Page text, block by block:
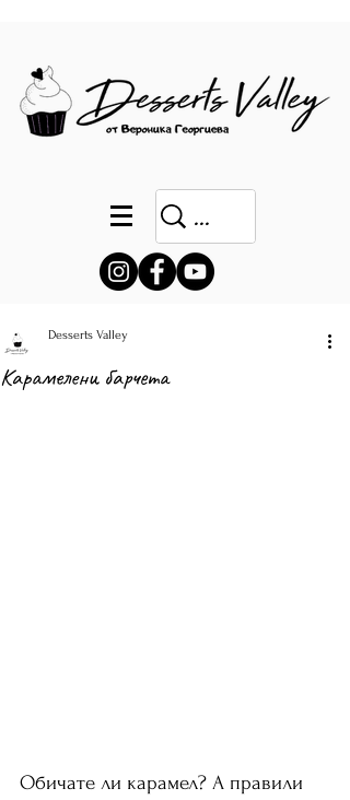
Карамелени барчета
Desserts Valley
Обичате ли карамел? А правили